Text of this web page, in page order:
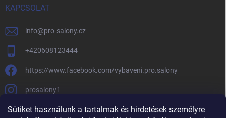
Sütiket használunk a tartalmak és hirdetések személyre
KAPCSOLAT
info@pro-salony.cz
+420608123444
https://www.facebook.com/vybaveni.pro.salony
prosalony1